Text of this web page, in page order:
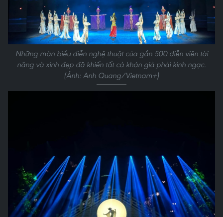
Những màn biểu diễn nghệ thuật của gần 500 diễn viên tài
năng và xinh đẹp đã khiến tất cả khán giả phải kinh ngạc.
(Ảnh: Anh Quang/Vietnam+)